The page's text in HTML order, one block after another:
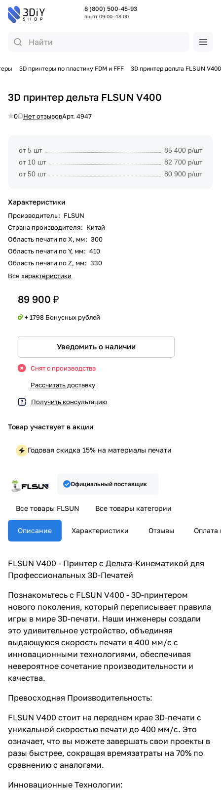
8 (800) 500-45-93
пн-пт 09:00—18:00
3D принтеры по пластику FDM и FFF 3D принтер дельта FLSUN V400
3D принтер дельта FLSUN V400
0 Нет отзывовАрт. 4947
от 5 шт
85 400 р/шт
от 10 шт
82 700 р/шт
от 50 шт
80 900 р/шт
Характеристики
Производитель: FLSUN
Страна производителя: Китай
Область печати по X, мм: 300
Область печати по Y, мм: 410
Область печати по Z, мм: 330
Все характеристики
89 900 ₽
+ 1798 Бонусных рублей
Уведомить о наличии
Снят с производства
Рассчитать доставку
Получить консультацию
Товар участвует в акции
Годовая скидка 15% на материалы печати
Официальный поставщик
Все товары FLSUN Все товары категории
Описание Характеристики Отзывы Оплата
FLSUN V400 - Принтер с Дельта-Кинематикой для
Профессиональных 3D-Печатей
Познакомьтесь с FLSUN V400 - 3D-принтером
нового поколения, который переписывает правила
игры в мире 3D-печати. Наши инженеры создали
это удивительное устройство, объединяя
выдающуюся скорость печати в 400 мм/с с
инновационными технологиями, обеспечивая
невероятное сочетание производительности и
качества.
Превосходная Производительность:
FLSUN V400 стоит на переднем крае 3D-печати с
уникальной скоростью печати до 400 мм/с. Это
означает, что вы можете завершать свои проекты в
разы быстрее, сокращая времязатраты на 70% по
сравнению с аналогами.
Инновационные Технологии: